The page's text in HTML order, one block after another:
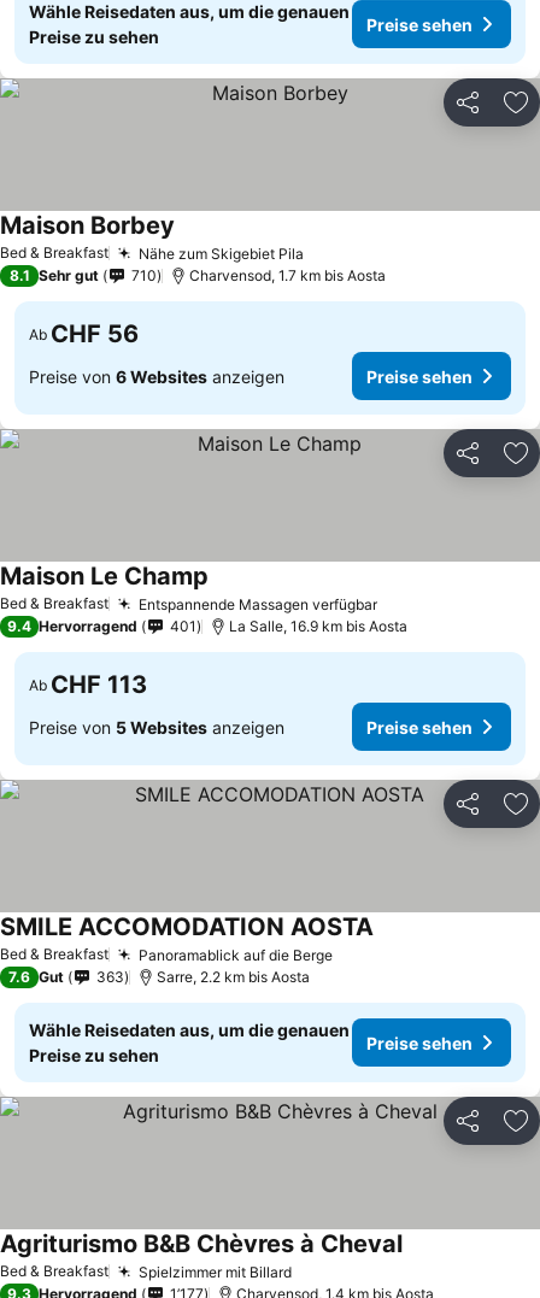
Wähle Reisedaten aus, um die genauen
Preise zu sehen
Preise sehen
Teilen
Bed & Breakfast Nähe zum Skigebiet Pila
Maison Borbey
8.1 Sehr gut 710 Charvensod, 1.7 km bis Aosta
Ab CHF 56
Preise von 6 Websites anzeigen Preise sehen
Teilen
Bed & Breakfast Entspannende Massagen verfügbar
Maison Le Champ
9.4 Hervorragend 401 La Salle, 16.9 km bis Aosta
Ab CHF 113
Preise von 5 Websites anzeigen Preise sehen
Teilen
Bed & Breakfast Panoramablick auf die Berge
SMILE ACCOMODATION AOSTA
7.6 Gut 363 Sarre, 2.2 km bis Aosta
Wähle Reisedaten aus, um die genauen
Preise zu sehen
Preise sehen
Teilen
Bed & Breakfast Spielzimmer mit Billard
Agriturismo B&B Chèvres à Cheval
9.3 Hervorragend 1’177 Charvensod, 1.4 km bis Aosta